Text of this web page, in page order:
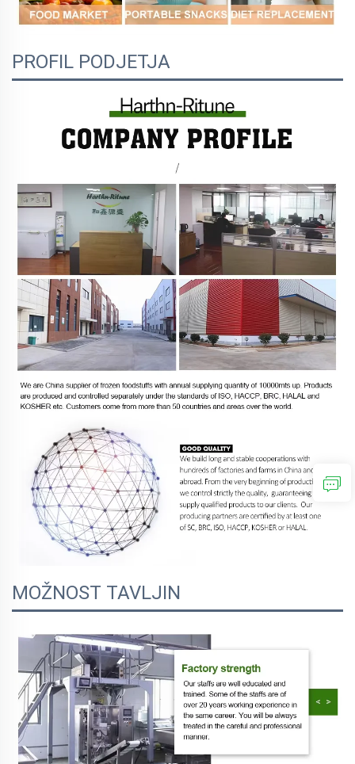
PROFIL PODJETJA
MOŽNOST TAVLJIN